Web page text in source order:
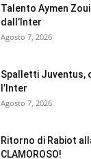
Talento Aymen
dall’Inter
Agosto 7, 2026
Spalletti Juventus,
l’Inter
Agosto 7, 2026
Ritorno di Rabiot
CLAMOROSO!